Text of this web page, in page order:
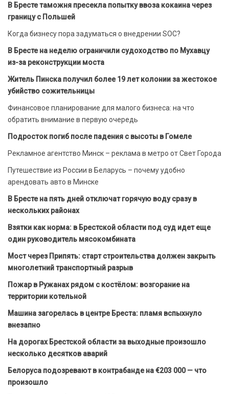
В Бресте таможня пресекла попытку ввоза кокаина через
границу с Польшей
Когда бизнесу пора задуматься о внедрении SOC?
В Бресте на неделю ограничили судоходство по Мухавцу
из-за реконструкции моста
Житель Пинска получил более 19 лет колонии за жестокое
убийство сожительницы
Финансовое планирование для малого бизнеса: на что
обратить внимание в первую очередь
Подросток погиб после падения с высоты в Гомеле
Рекламное агентство Минск – реклама в метро от Свет Города
Путешествие из России в Беларусь – почему удобно
арендовать авто в Минске
В Бресте на пять дней отключат горячую воду сразу в
нескольких районах
Взятки как норма: в Брестской области под суд идет еще
один руководитель мясокомбината
Мост через Припять: старт строительства должен закрыть
многолетний транспортный разрыв
Пожар в Ружанах рядом с костёлом: возгорание на
территории котельной
Машина загорелась в центре Бреста: пламя вспыхнуло
внезапно
На дорогах Брестской области за выходные произошло
несколько десятков аварий
Белоруса подозревают в контрабанде на €203 000 — что
произошло